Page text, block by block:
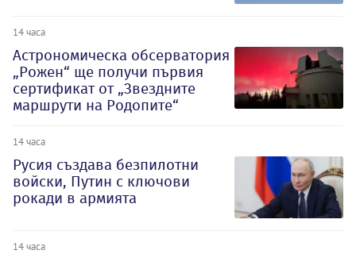
14 часа
Астрономическа обсерватория
„Рожен“ ще получи първия
сертификат от „Звездните
маршрути на Родопите“
14 часа
Русия създава безпилотни
войски, Путин с ключови
рокади в армията
14 часа